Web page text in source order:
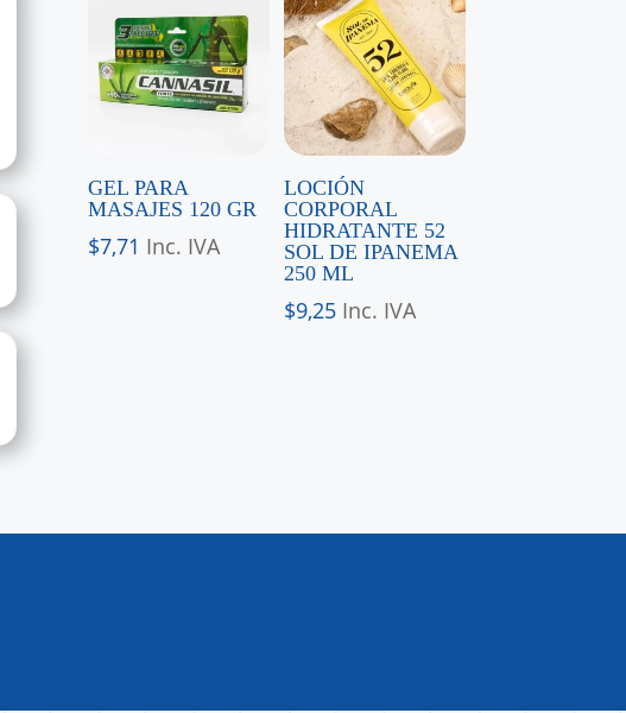
GEL PARA
MASAJES 120 GR
$7,71 Inc. IVA
LOCIÓN
CORPORAL
HIDRATANTE 52
SOL DE IPANEMA
250 ML
$9,25 Inc. IVA